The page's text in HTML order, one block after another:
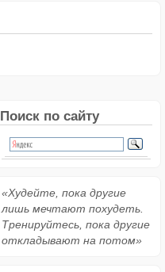
Поиск по сайту
«Худейте, пока другие
лишь мечтают похудеть.
Тренируйтесь, пока другие
откладывают на потом»